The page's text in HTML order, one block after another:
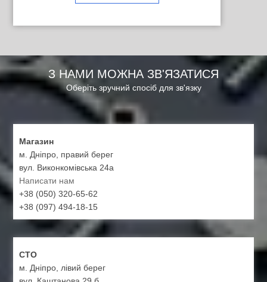
З НАМИ МОЖНА ЗВ'ЯЗАТИСЯ
Оберіть зручний спосіб для зв'язку
Магазин
м. Дніпро, правий берег
вул. Виконкомівська 24а
Написати нам
+38 (050) 320-65-62
+38 (097) 494-18-15
СТО
м. Дніпро, лівий берег